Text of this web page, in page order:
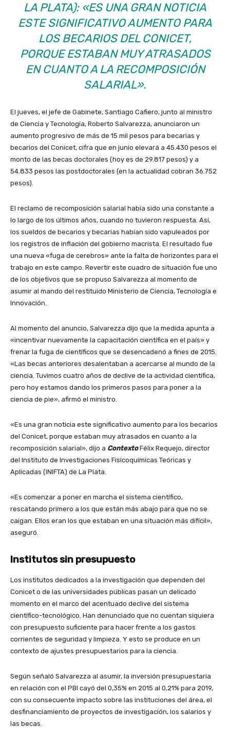
LA PLATA): «ES UNA GRAN NOTICIA
ESTE SIGNIFICATIVO AUMENTO PARA
LOS BECARIOS DEL CONICET,
PORQUE ESTABAN MUY ATRASADOS
EN CUANTO A LA RECOMPOSICIÓN
SALARIAL».
El jueves, el jefe de Gabinete, Santiago Cafiero, junto al ministro
de Ciencia y Tecnología, Roberto Salvarezza, anunciaron un
aumento progresivo de más de 15 mil pesos para becarias y
becarios del Conicet, cifra que en junio elevará a 45.430 pesos el
monto de las becas doctorales (hoy es de 29.817 pesos) y a
54.833 pesos las postdoctorales (en la actualidad cobran 36.752
pesos).
El reclamo de recomposición salarial había sido una constante a
lo largo de los últimos años, cuando no tuvieron respuesta. Así,
los sueldos de becarios y becarias habían sido vapuleados por
los registros de inflación del gobierno macrista. El resultado fue
una nueva «fuga de cerebros» ante la falta de horizontes para el
trabajo en este campo. Revertir este cuadro de situación fue uno
de los objetivos que se propuso Salvarezza al momento de
asumir al mando del restituido Ministerio de Ciencia, Tecnología e
Innovación.
Al momento del anuncio, Salvarezza dijo que la medida apunta a
«incentivar nuevamente la capacitación científica en el país» y
frenar la fuga de científicos que se desencadenó a fines de 2015.
«Las becas anteriores desalentaban a acercarse al mundo de la
ciencia. Tuvimos cuatro años de declive de la actividad científica,
pero hoy estamos dando los primeros pasos para poner a la
ciencia de pie», afirmó el ministro.
«Es una gran noticia este significativo aumento para los becarios
del Conicet, porque estaban muy atrasados en cuanto a la
recomposición salarial», dijo a ContextoFélix Requejo, director
del Instituto de Investigaciones Fisicoquímicas Teóricas y
Aplicadas (INIFTA) de La Plata.
«Es comenzar a poner en marcha el sistema científico,
rescatando primero a los que están más abajo para que no se
caigan. Ellos eran los que estaban en una situación más difícil»,
aseguró.
Institutos sin presupuesto
Los institutos dedicados a la investigación que dependen del
Conicet o de las universidades públicas pasan un delicado
momento en el marco del acentuado declive del sistema
científico-tecnológico. Han denunciado que no cuentan siquiera
con presupuesto suficiente para hacer frente a los gastos
corrientes de seguridad y limpieza. Y esto se produce en un
contexto de ajustes presupuestarios para la ciencia.
Según señaló Salvarezza al asumir, la inversión presupuestaria
en relación con el PBI cayó del 0,35% en 2015 al 0,21% para 2019,
con su consecuente impacto sobre las instituciones del área, el
desfinanciamiento de proyectos de investigación, los salarios y
las becas.